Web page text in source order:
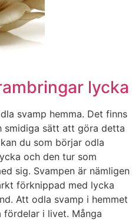
lycka
svamp hemma. Det finns
smidiga sätt att göra detta
du som börjar odla
och den tur som
sig. Svampen är nämligen
förknippad med lycka
Att odla svamp i hemmet
fördelar i livet. Många